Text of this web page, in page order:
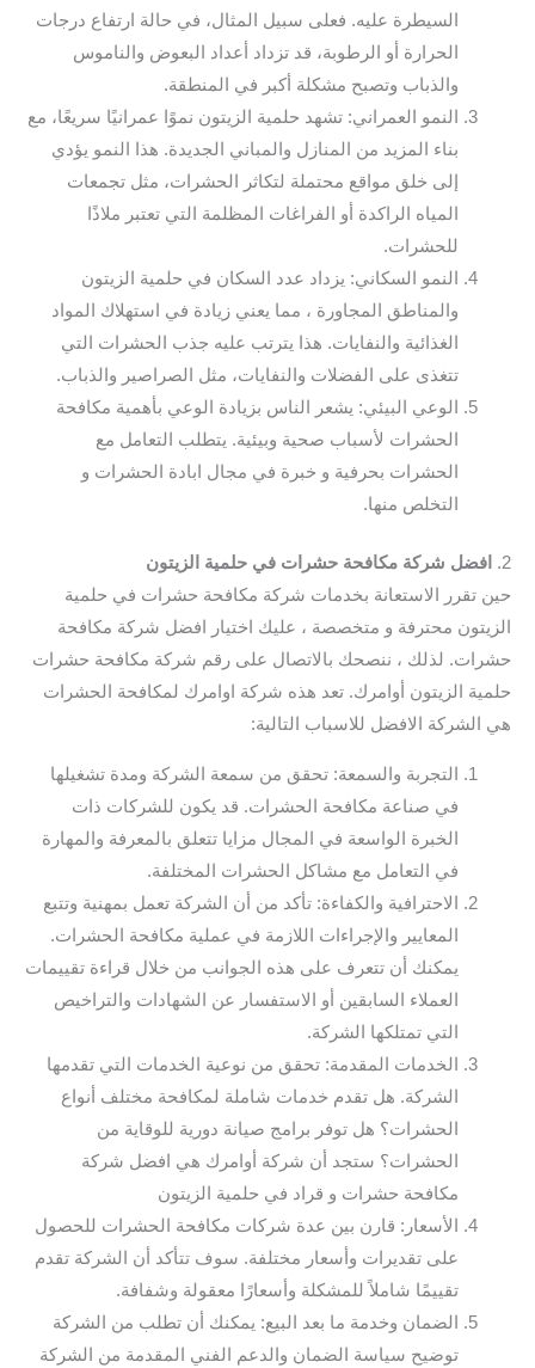
السيطرة عليه. فعلى سبيل المثال، في حالة ارتفاع درجات
الحرارة أو الرطوبة، قد تزداد أعداد البعوض والناموس
والذباب وتصبح مشكلة أكبر في المنطقة.
النمو العمراني: تشهد حلمية الزيتون نموًا عمرانيًا سريعًا، مع
بناء المزيد من المنازل والمباني الجديدة. هذا النمو يؤدي
إلى خلق مواقع محتملة لتكاثر الحشرات، مثل تجمعات
المياه الراكدة أو الفراغات المظلمة التي تعتبر ملاذًا
للحشرات.
النمو السكاني: يزداد عدد السكان في حلمية الزيتون
والمناطق المجاورة ، مما يعني زيادة في استهلاك المواد
الغذائية والنفايات. هذا يترتب عليه جذب الحشرات التي
تتغذى على الفضلات والنفايات، مثل الصراصير والذباب.
الوعي البيئي: يشعر الناس بزيادة الوعي بأهمية مكافحة
الحشرات لأسباب صحية وبيئية. يتطلب التعامل مع
الحشرات بحرفية و خبرة في مجال ابادة الحشرات و
التخلص منها.
2.
افضل شركة مكافحة حشرات في حلمية الزيتون
حين تقرر الاستعانة بخدمات شركة مكافحة حشرات في حلمية
الزيتون محترفة و متخصصة ، عليك اختيار افضل شركة مكافحة
حشرات. لذلك ، ننصحك بالاتصال على رقم شركة مكافحة حشرات
حلمية الزيتون أوامرك. تعد هذه شركة اوامرك لمكافحة الحشرات
هي الشركة الافضل للاسباب التالية:
التجربة والسمعة: تحقق من سمعة الشركة ومدة تشغيلها
في صناعة مكافحة الحشرات. قد يكون للشركات ذات
الخبرة الواسعة في المجال مزايا تتعلق بالمعرفة والمهارة
في التعامل مع مشاكل الحشرات المختلفة.
الاحترافية والكفاءة: تأكد من أن الشركة تعمل بمهنية وتتبع
المعايير والإجراءات اللازمة في عملية مكافحة الحشرات.
يمكنك أن تتعرف على هذه الجوانب من خلال قراءة تقييمات
العملاء السابقين أو الاستفسار عن الشهادات والتراخيص
التي تمتلكها الشركة.
الخدمات المقدمة: تحقق من نوعية الخدمات التي تقدمها
الشركة. هل تقدم خدمات شاملة لمكافحة مختلف أنواع
الحشرات؟ هل توفر برامج صيانة دورية للوقاية من
الحشرات؟ ستجد أن شركة أوامرك هي افضل شركة
مكافحة حشرات و قراد في حلمية الزيتون
الأسعار: قارن بين عدة شركات مكافحة الحشرات للحصول
على تقديرات وأسعار مختلفة. سوف تتأكد أن الشركة تقدم
تقييمًا شاملاً للمشكلة وأسعارًا معقولة وشفافة.
الضمان وخدمة ما بعد البيع: يمكنك أن تطلب من الشركة
توضيح سياسة الضمان والدعم الفني المقدمة من الشركة